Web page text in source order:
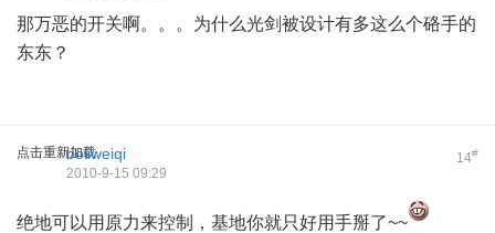
那万恶的开关啊。。。为什么光剑被设计有多这么个硌手的
东东？
点击重新加载 14#
boliweiqi
2010-9-15 09:29
绝地可以用原力来控制，基地你就只好用手掰了~~